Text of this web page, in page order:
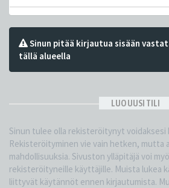
Sinun pitää kirjautua sisään
tällä alueella
LUO UUSI TILI
Sinun tulee olla rekisteröitynyt voidaksesi
Rekisteröityminen vie vain hetken, mutta
mahdollisuuksia. Sivuston ylläpitäjä voi
rekisteröityneille käyttäjille. Muista lukea
liittyvät käytännöt ennen kirjautumista.